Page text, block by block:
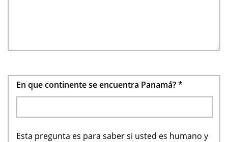
En que continente se encuentra Panamá?*
Esta pregunta es para saber si usted es humano y